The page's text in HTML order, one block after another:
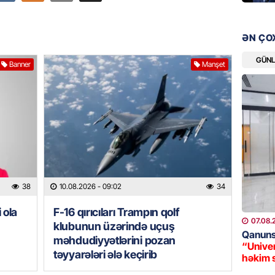
Banner
38
ola
Manşet
10.08.2026 - 09:02 34
F-16 qırıcıları Trampın qolf
klubunun üzərində uçuş
məhdudiyyətlərini pozan
təyyarələri ələ keçirib
keçmiş
GÜNDƏM
“Toy
Deputat
MANŞET
Video
ƏN
həkim